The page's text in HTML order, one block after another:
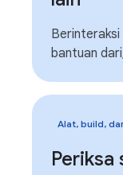
Berinteraksi
bantuan
Alat, build,
Periksa